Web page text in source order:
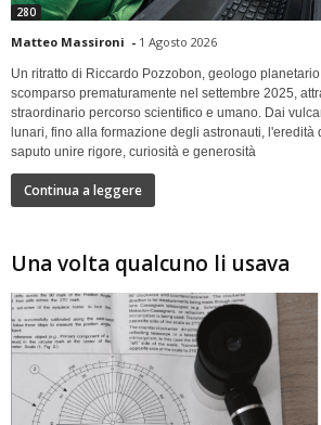
280
Matteo Massironi - 1 Agosto 2026
Un ritratto di Riccardo Pozzobon, geologo
scomparso prematuramente nel settembre 2025,
straordinario percorso scientifico e umano. Dai
lunari, fino alla formazione degli astronauti, l'eredità
saputo unire rigore, curiosità e generosità
Continua a leggere
Una volta qualcuno li usava